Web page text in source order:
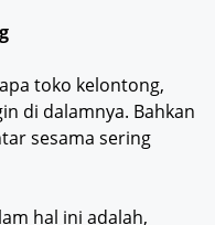
toko kelontong,
di dalamnya. Bahkan
sesama sering
hal ini adalah,